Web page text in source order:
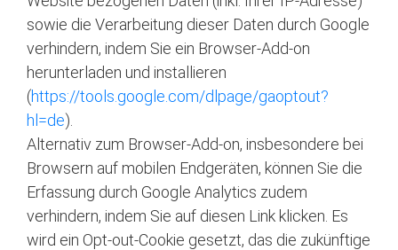
sowie die Verarbeitung dieser Daten durch Google
verhindern, indem Sie ein Browser-Add-on
herunterladen und installieren
(https://tools.google.com/dlpage/gaoptout?
hl=de).
Alternativ zum Browser-Add-on, insbesondere bei
Browsern auf mobilen Endgeräten, können Sie die
Erfassung durch Google Analytics zudem
verhindern, indem Sie auf diesen Link klicken. Es
wird ein Opt-out-Cookie gesetzt, das die zukünftige